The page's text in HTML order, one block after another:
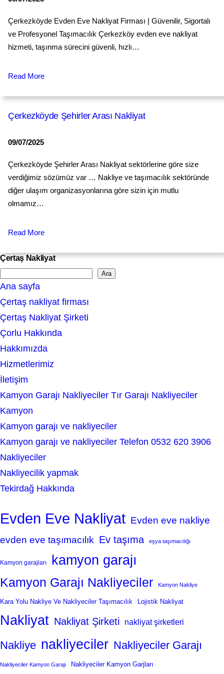
Çerkezköyde Evden Eve Nakliyat Firması | Güvenilir, Sigortalı
ve Profesyonel Taşımacılık Çerkezköy evden eve nakliyat
hizmeti, taşınma sürecini güvenli, hızlı…
Read More
Çerkezköyde Şehirler Arası Nakliyat
09/07/2025
Çerkezköyde Şehirler Arası Nakliyat sektörlerine göre size
verdiğimiz sözümüz var … Nakliye ve taşımacılık sektöründe
diğer ulaşım organizasyonlarına göre sizin için mutlu
olmamız…
Read More
Çertaş Nakliyat
e
a
r
c
h
Ara
Ana sayfa
Çertaş nakliyat firması
Çertaş Nakliyat Şirketi
Çorlu Hakkında
Hakkımızda
Hizmetlerimiz
İletişim
Kamyon Garajı Nakliyeciler Tır Garajı Nakliyeciler
Kamyon
Kamyon garajı ve nakliyeciler
Kamyon garajı ve nakliyeciler Telefon 0532 620 3906
Nakliyeciler
Nakliyecilik yapmak
Tekirdağ Hakkında
Evden Eve Nakliyat Evden eve nakliye
evden eve taşımacılık Ev taşıma eşya taşımacılığı
Kamyon garajları kamyon garajı
Kamyon Garajı Nakliyeciler Kamyon Nakliye
Kara Yolu Nakliye Ve Nakliyeciler Taşımacılık Lojistik Nakliyat
Nakliyat Nakliyat Şirketi nakliyat şirketleri
Nakliye nakliyeciler Nakliyeciler Garajı
Nakliyeciler Kamyon Garajı Nakliyeciler Kamyon Garjları